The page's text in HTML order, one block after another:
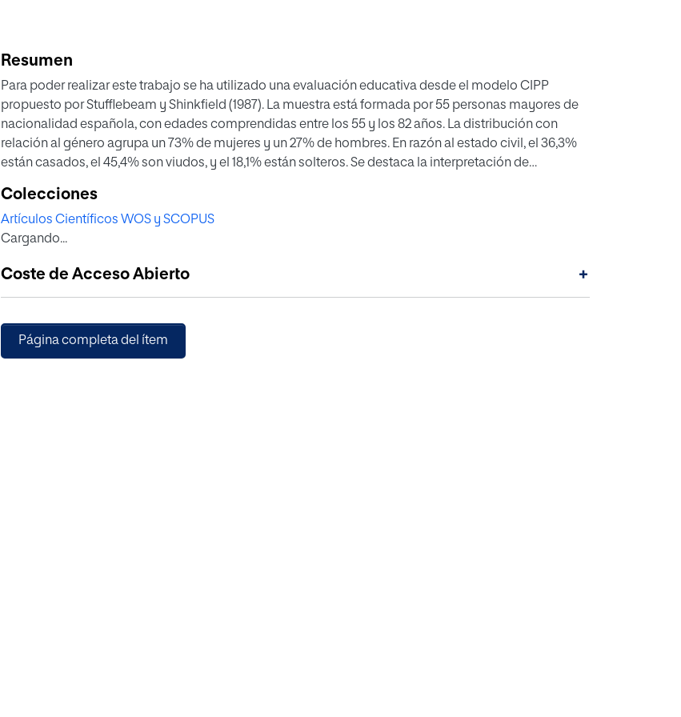
Resumen
Para poder realizar este trabajo se ha utilizado una evaluación educativa desde el modelo CIPP
propuesto por Stufflebeam y Shinkfield (1987). La muestra está formada por 55 personas mayores de
nacionalidad española, con edades comprendidas entre los 55 y los 82 años. La distribución con
relación al género agrupa un 73% de mujeres y un 27% de hombres. En razón al estado civil, el 36,3%
están casados, el 45,4% son viudos, y el 18,1% están solteros. Se destaca la interpretación de
manipulación por los alumnos mayores.
Colecciones
Artículos Científicos WOS y SCOPUS
Cargando...
Coste de Acceso Abierto +
Página completa del ítem